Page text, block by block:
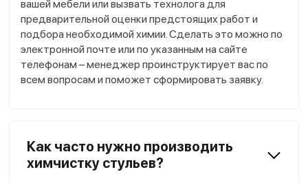
вашей мебели или вызвать технолога для
предварительной оценки предстоящих работ и
подбора необходимой химии. Сделать это можно по
электронной почте или по указанным на сайте
телефонам – менеджер проинструктирует вас по
всем вопросам и поможет сформировать заявку.
Как часто нужно производить
химчистку стульев?